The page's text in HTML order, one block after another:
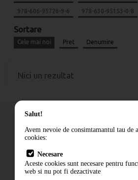
978-606-95726-9-6 978-630-95153-0-8
Sortare
Cele mai noi Pret Denumire
Nici un rezultat
Cum comand
Livrare
Contact
Salut!
Avem nevoie de consimtamantul tau de
cookies:
Necesare
Aceste cookies sunt necesare pentru
web si nu pot fi dezactivate